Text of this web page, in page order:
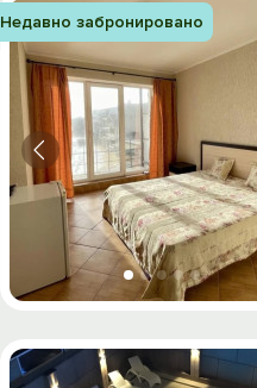
Недавно забронировано